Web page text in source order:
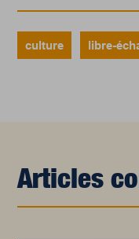
culture libre-
Articles